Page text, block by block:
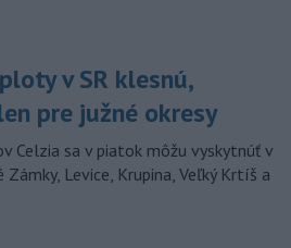
v SR klesnú,
pre južné okresy
Celzia sa v piatok môžu vyskytnúť v
Levice, Krupina, Veľký Krtíš a